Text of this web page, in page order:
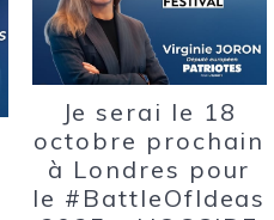
Je serai le 18
octobre prochain
à Londres pour
le #BattleOfIdeas